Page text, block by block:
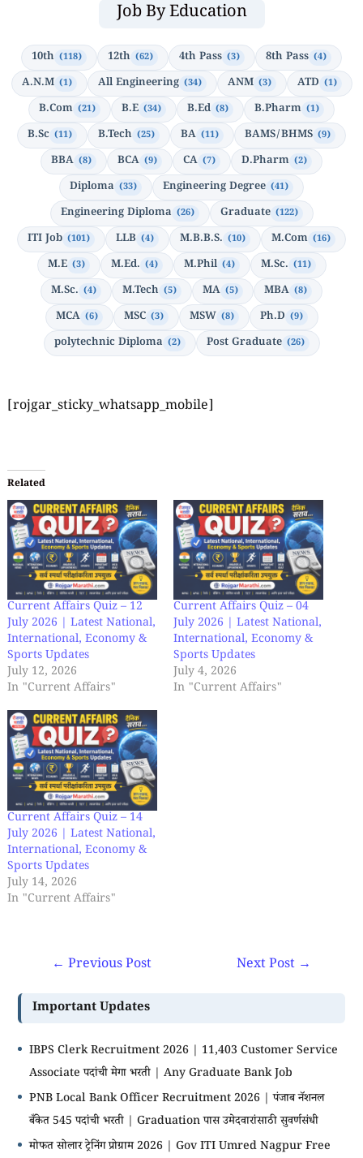
Job By Education
10th (118) 12th (62) 4th Pass (3) 8th Pass (4)
A.N.M (1) All Engineering (34) ANM (3) ATD (1)
B.Com (21) B.E (34) B.Ed (8) B.Pharm (1)
B.Sc (11) B.Tech (25) BA (11) BAMS/BHMS (9)
BBA (8) BCA (9) CA (7) D.Pharm (2)
Diploma (33) Engineering Degree (41)
Engineering Diploma (26) Graduate (122)
ITI Job (101) LLB (4) M.B.B.S. (10) M.Com (16)
M.E (3) M.Ed. (4) M.Phil (4) M.Sc. (11)
M.Sc. (4) M.Tech (5) MA (5) MBA (8)
MCA (6) MSC (3) MSW (8) Ph.D (9)
polytechnic Diploma (2) Post Graduate (26)
[rojgar_sticky_whatsapp_mobile]
Related
Current Affairs Quiz – 12
July 2026 | Latest National,
International, Economy &
Sports Updates
July 12, 2026
In "Current Affairs"
Current Affairs Quiz – 04
July 2026 | Latest National,
International, Economy &
Sports Updates
July 4, 2026
In "Current Affairs"
Current Affairs Quiz – 14
July 2026 | Latest National,
International, Economy &
Sports Updates
July 14, 2026
In "Current Affairs"
← Previous Post Next Post →
Important Updates
IBPS Clerk Recruitment 2026 | 11,403 Customer Service
Associate पदांची मेगा भरती | Any Graduate Bank Job
PNB Local Bank Officer Recruitment 2026 | पंजाब नॅशनल
बँकेत 545 पदांची भरती | Graduation पास उमेदवारांसाठी सुवर्णसंधी
मोफत सोलार ट्रेनिंग प्रोग्राम 2026 | Gov ITI Umred Nagpur Free